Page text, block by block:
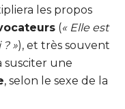
les propos
(« Elle est
»), et très souvent
susciter une
, selon le sexe de la